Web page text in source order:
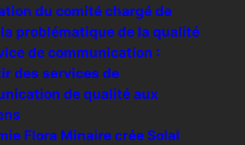
du comité chargé de
problématique de la qualité
de communication :
des services de
de qualité aux
Flora Minaire crée Solal